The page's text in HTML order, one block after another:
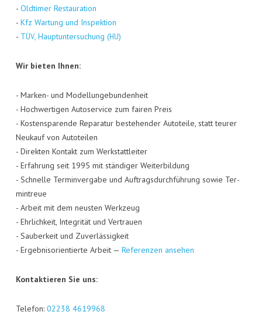
- Old­ti­mer Restau­ra­ti­on
- Kfz War­tung und Inspek­ti­on
- TÜV, Haupt­un­ter­su­chung (HU)
Wir bie­ten Ihnen:
- Mar­ken- und Model­lun­ge­bun­den­heit
- Hoch­wer­ti­gen Auto­ser­vice zum fai­ren Preis
- Kos­ten­spa­ren­de Repa­ra­tur bestehen­der Auto­tei­le, statt teu­rer
Neu­kauf von Auto­tei­len
- Direk­ten Kon­takt zum Werk­statt­lei­ter
- Erfah­rung seit 1995 mit stän­di­ger Wei­ter­bil­dung
- Schnel­le Ter­min­ver­ga­be und Auf­trags­durch­füh­rung sowie Ter­
min­treue
- Arbeit mit dem neus­ten Werk­zeug
- Ehr­lich­keit, Inte­gri­tät und Ver­trau­en
- Sau­ber­keit und Zuver­läs­sig­keit
- Ergeb­nis­ori­en­tier­te Arbeit — Refe­ren­zen ansehen
Kon­tak­tie­ren Sie uns:
Tele­fon: 02238 4619968